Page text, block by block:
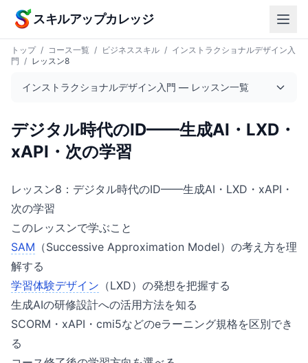
本文へスキップ
スキルアップカレッジ
トップ / コース一覧 / ビジネススキル / インストラクショナルデザイン入
門 / レッスン8
インストラクショナルデザイン入門 — レッスン一覧
デジタル時代のID——生成AI・LXD・
xAPI・次の学習
レッスン8：デジタル時代のID——生成AI・LXD・xAPI・
次の学習
このレッスンで学ぶこと
SAM （Successive Approximation Model）の考え方を理
解する
学習体験デザイン （LXD）の発想を把握する
生成AIの研修設計への活用方法を知る
SCORM・xAPI・cmi5などのeラーニング規格を区別でき
る